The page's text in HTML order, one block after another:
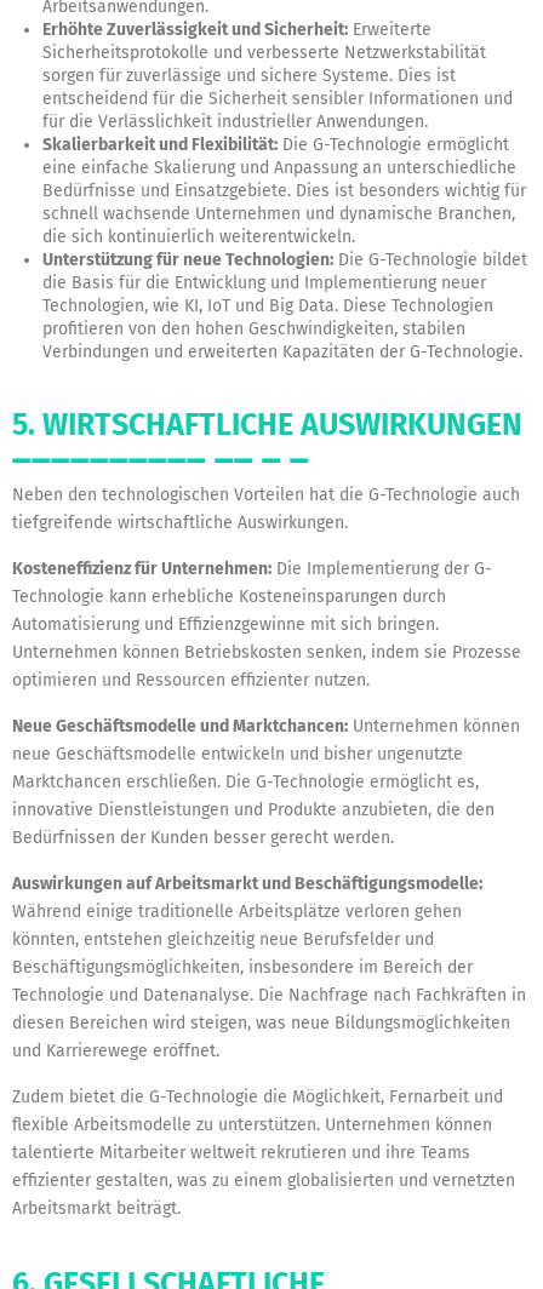
Arbeitsanwendungen.
Erhöhte Zuverlässigkeit und Sicherheit: Erweiterte
Sicherheitsprotokolle und verbesserte Netzwerkstabilität
sorgen für zuverlässige und sichere Systeme. Dies ist
entscheidend für die Sicherheit sensibler Informationen und
für die Verlässlichkeit industrieller Anwendungen.
Skalierbarkeit und Flexibilität: Die G-Technologie ermöglicht
eine einfache Skalierung und Anpassung an unterschiedliche
Bedürfnisse und Einsatzgebiete. Dies ist besonders wichtig für
schnell wachsende Unternehmen und dynamische Branchen,
die sich kontinuierlich weiterentwickeln.
Unterstützung für neue Technologien: Die G-Technologie bildet
die Basis für die Entwicklung und Implementierung neuer
Technologien, wie KI, IoT und Big Data. Diese Technologien
profitieren von den hohen Geschwindigkeiten, stabilen
Verbindungen und erweiterten Kapazitäten der G-Technologie.
5. WIRTSCHAFTLICHE AUSWIRKUNGEN
Neben den technologischen Vorteilen hat die G-Technologie auch
tiefgreifende wirtschaftliche Auswirkungen.
Kosteneffizienz für Unternehmen: Die Implementierung der G-
Technologie kann erhebliche Kosteneinsparungen durch
Automatisierung und Effizienzgewinne mit sich bringen.
Unternehmen können Betriebskosten senken, indem sie Prozesse
optimieren und Ressourcen effizienter nutzen.
Neue Geschäftsmodelle und Marktchancen: Unternehmen können
neue Geschäftsmodelle entwickeln und bisher ungenutzte
Marktchancen erschließen. Die G-Technologie ermöglicht es,
innovative Dienstleistungen und Produkte anzubieten, die den
Bedürfnissen der Kunden besser gerecht werden.
Auswirkungen auf Arbeitsmarkt und Beschäftigungsmodelle:
Während einige traditionelle Arbeitsplätze verloren gehen
könnten, entstehen gleichzeitig neue Berufsfelder und
Beschäftigungsmöglichkeiten, insbesondere im Bereich der
Technologie und Datenanalyse. Die Nachfrage nach Fachkräften in
diesen Bereichen wird steigen, was neue Bildungsmöglichkeiten
und Karrierewege eröffnet.
Zudem bietet die G-Technologie die Möglichkeit, Fernarbeit und
flexible Arbeitsmodelle zu unterstützen. Unternehmen können
talentierte Mitarbeiter weltweit rekrutieren und ihre Teams
effizienter gestalten, was zu einem globalisierten und vernetzten
Arbeitsmarkt beiträgt.